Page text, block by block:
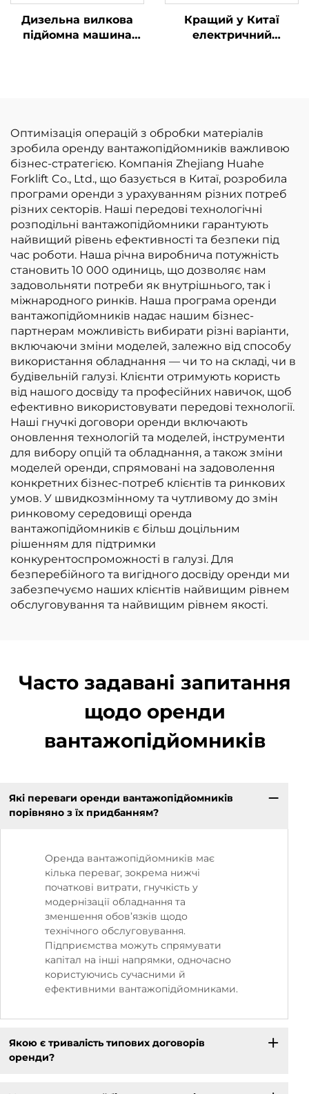
Дизельна вилкова
підйомна машина
висоту до 7 м
Кращий у Китаї
електричний
навантажувач із
літієвою батареєю
для продажу
Оптимізація операцій з обробки матеріалів
зробила оренду вантажопідйомників важливою
бізнес-стратегією. Компанія Zhejiang Huahe
Forklift Co., Ltd., що базується в Китаї, розробила
програми оренди з урахуванням різних потреб
різних секторів. Наші передові технологічні
розподільні вантажопідйомники гарантують
найвищий рівень ефективності та безпеки під
час роботи. Наша річна виробнича потужність
становить 10 000 одиниць, що дозволяє нам
задовольняти потреби як внутрішнього, так і
міжнародного ринків. Наша програма оренди
вантажопідйомників надає нашим бізнес-
партнерам можливість вибирати різні варіанти,
включаючи зміни моделей, залежно від способу
використання обладнання — чи то на складі, чи в
будівельній галузі. Клієнти отримують користь
від нашого досвіду та професійних навичок, щоб
ефективно використовувати передові технології.
Наші гнучкі договори оренди включають
оновлення технологій та моделей, інструменти
для вибору опцій та обладнання, а також зміни
моделей оренди, спрямовані на задоволення
конкретних бізнес-потреб клієнтів та ринкових
умов. У швидкозмінному та чутливому до змін
ринковому середовищі оренда
вантажопідйомників є більш доцільним
рішенням для підтримки
конкурентоспроможності в галузі. Для
безперебійного та вигідного досвіду оренди ми
забезпечуємо наших клієнтів найвищим рівнем
обслуговування та найвищим рівнем якості.
Часто задавані запитання
щодо оренди
вантажопідйомників
Які переваги оренди вантажопідйомників
порівняно з їх придбанням?
Оренда вантажопідйомників має
кілька переваг, зокрема нижчі
початкові витрати, гнучкість у
модернізації обладнання та
зменшення обов’язків щодо
технічного обслуговування.
Підприємства можуть спрямувати
капітал на інші напрямки, одночасно
користуючись сучасними й
ефективними вантажопідйомниками.
Якою є тривалість типових договорів
оренди?